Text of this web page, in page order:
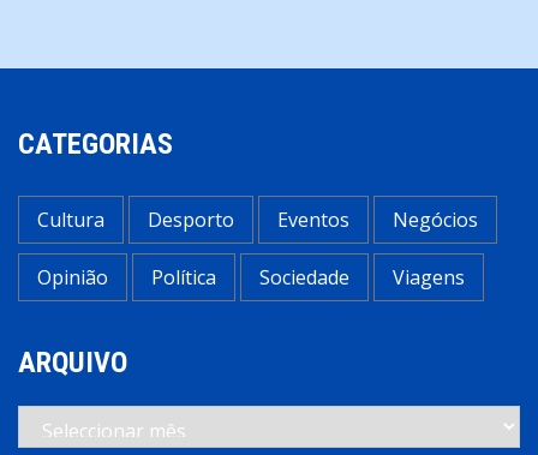
CATEGORIAS
Cultura Desporto Eventos Negócios
Opinião Política Sociedade Viagens
ARQUIVO
Arquivo